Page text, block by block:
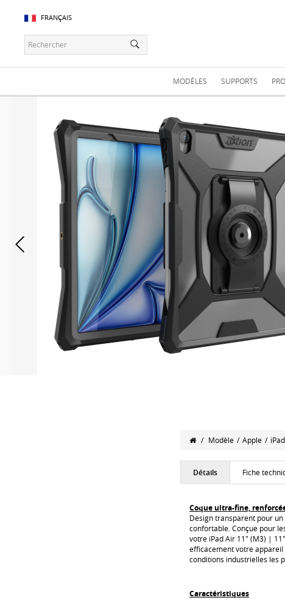
FRANÇAIS
MODÈLES SUPPORTS
/ Modèle / Apple /
Détails Fiche
Coque ultra-fine,
Design transparent pour
confortable. Conçue pour
votre iPad Air 11" (M3) |
efficacement votre appareil
conditions industrielles les
Caractéristiques